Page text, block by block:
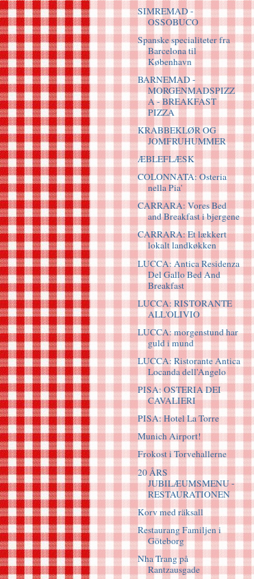
SIMREMAD -
OSSOBUCO
Spanske specialiteter fra
Barcelona til
København
BARNEMAD -
MORGENMADSPIZZ
A - BREAKFAST
PIZZA
KRABBEKLØR OG
JOMFRUHUMMER
ÆBLEFLÆSK
COLONNATA: Osteria
nella Pia'
CARRARA: Vores Bed
and Breakfast i bjergene
CARRARA: Et lækkert
lokalt landkøkken
LUCCA: Antica Residenza
Del Gallo Bed And
Breakfast
LUCCA: RISTORANTE
ALL'OLIVIO
LUCCA: morgenstund har
guld i mund
LUCCA: Ristorante Antica
Locanda dell'Angelo
PISA: OSTERIA DEI
CAVALIERI
PISA: Hotel La Torre
Munich Airport!
Frokost i Torvehallerne
20 ÅRS
JUBILÆUMSMENU -
RESTAURATIONEN
Korv med räksall
Restaurang Familjen i
Göteborg
Nha Trang på
Rantzausgade